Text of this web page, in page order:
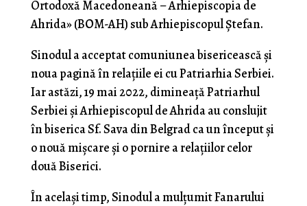
Ortodoxă Macedoneană – Arhiepiscopia de
Ahrida» (BΟM-AH) sub Arhiepiscopul Ștefan.
Sinodul a acceptat comuniunea bisericească și
noua pagină în relațiile ei cu Patriarhia Serbiei.
Iar astăzi, 19 mai 2022, dimineață Patriarhul
Serbiei și Arhiepiscopul de Ahrida au conslujit
în biserica Sf. Sava din Belgrad ca un început și
o nouă mișcare și o pornire a relațiilor celor
două Biserici.
În același timp, Sinodul a mulțumit Fanarului